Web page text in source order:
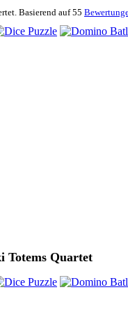
Basierend auf55
Totems Quartet